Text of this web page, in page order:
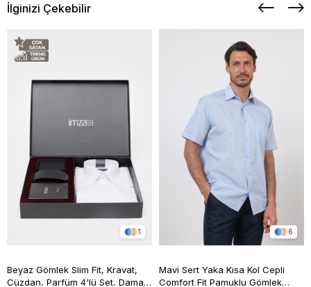
İlginizi Çekebilir
1
Beyaz Gömlek Slim Fit, Kravat,
Cüzdan, Parfüm 4'lü Set, Damat
6
Mavi Sert Yaka Kısa Kol Cepli
Comfort Fit Pamuklu Gömlek